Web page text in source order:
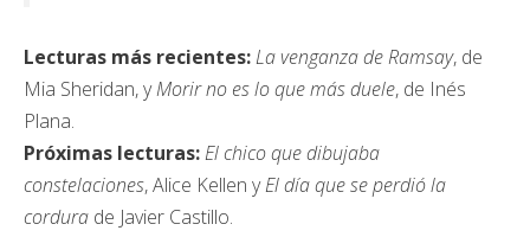
Lecturas más recientes:La venganza de Ramsay, de
Mia Sheridan, yMorir no es lo que más duele, de Inés
Plana.
Próximas lecturas:El chico que dibujaba
constelaciones, Alice Kellen yEl día que se perdió la
cordura de Javier Castillo.